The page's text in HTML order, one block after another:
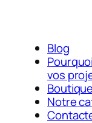
Blog
vos
Notre